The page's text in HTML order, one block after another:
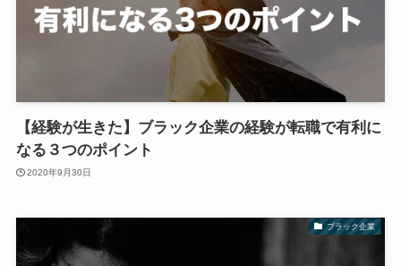
【経験が生きた】ブラック企業の経験が転職で有利に
なる３つのポイント
2020年9月30日
ブラック企業